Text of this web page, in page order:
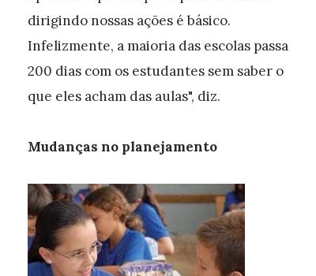
dirigindo nossas ações é básico.
Infelizmente, a maioria das escolas passa
200 dias com os estudantes sem saber o
que eles acham das aulas", diz.
Mudanças no planejamento